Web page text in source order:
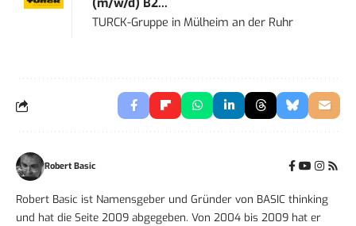
(m/w/d) B2...
TURCK-Gruppe inMülheim an der Ruhr
Robert Basic
Robert Basic ist Namensgeber und Gründer von BASIC thinking
und hat die Seite 2009 abgegeben. Von 2004 bis 2009 hat er